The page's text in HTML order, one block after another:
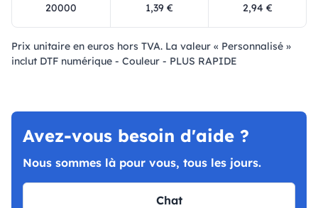
20000 1,39 € 2,94 €
Prix ​​unitaire en euros hors TVA. La valeur « Personnalisé »
inclut DTF numérique - Couleur - PLUS RAPIDE
Avez-vous besoin d'aide ?
Nous sommes là pour vous, tous les jours.
Chat